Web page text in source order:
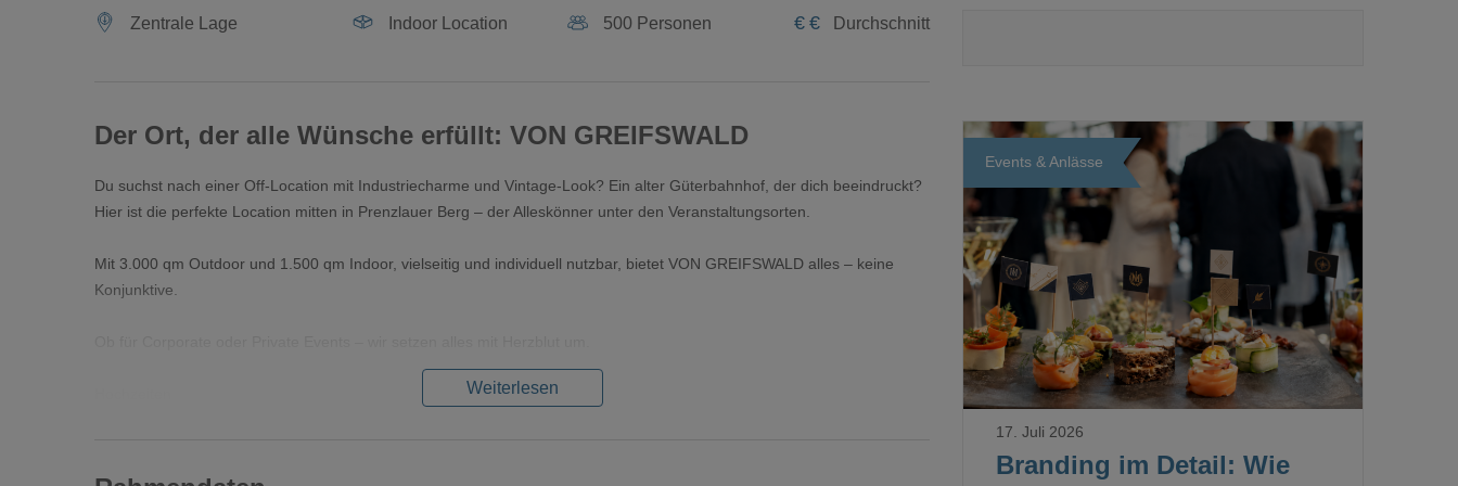
Zentrale Lage Indoor Location 500 Personen € € Durchschnitt
Der Ort, der alle Wünsche erfüllt: VON GREIFSWALD
Du suchst nach einer Off-Location mit Industriecharme und Vintage-Look? Ein alter Güterbahnhof, der dich beeindruckt?
Hier ist die perfekte Location mitten in Prenzlauer Berg – der Alleskönner unter den Veranstaltungsorten.
Mit 3.000 qm Outdoor und 1.500 qm Indoor, vielseitig und individuell nutzbar, bietet VON GREIFSWALD alles – keine
Konjunktive.
Weiterlesen
Events & Anlässe
Loading...
Branding im Detail: Wie
17. Juli 2026